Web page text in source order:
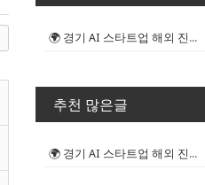
🌍 경기 AI 스타트업 해외 진출 판...
추천 많은글
🌍 경기 AI 스타트업 해외 진출 판...